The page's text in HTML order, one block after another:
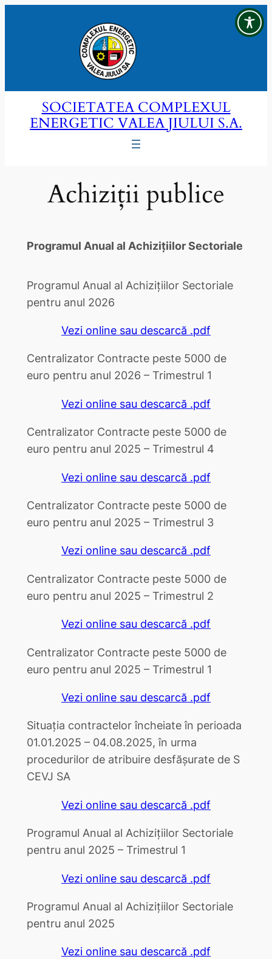
SOCIETATEA COMPLEXUL
ENERGETIC VALEA JIULUI S.A.
Achiziții publice
Programul Anual al Achizițiilor Sectoriale
Programul Anual al Achizițiilor Sectoriale
pentru anul 2026
Vezi online sau descarcă .pdf
Centralizator Contracte peste 5000 de
euro pentru anul 2026 – Trimestrul 1
Vezi online sau descarcă .pdf
Centralizator Contracte peste 5000 de
euro pentru anul 2025 – Trimestrul 4
Vezi online sau descarcă .pdf
Centralizator Contracte peste 5000 de
euro pentru anul 2025 – Trimestrul 3
Vezi online sau descarcă .pdf
Centralizator Contracte peste 5000 de
euro pentru anul 2025 – Trimestrul 2
Vezi online sau descarcă .pdf
Centralizator Contracte peste 5000 de
euro pentru anul 2025 – Trimestrul 1
Vezi online sau descarcă .pdf
Situația contractelor încheiate în perioada
01.01.2025 – 04.08.2025, în urma
procedurilor de atribuire desfășurate de S
CEVJ SA
Vezi online sau descarcă .pdf
Programul Anual al Achizițiilor Sectoriale
pentru anul 2025 – Trimestrul 1
Vezi online sau descarcă .pdf
Programul Anual al Achizițiilor Sectoriale
pentru anul 2025
Vezi online sau descarcă .pdf